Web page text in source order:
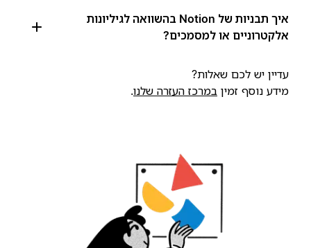
איך תבניות של Notion בהשוואה לגיליונות
אלקטרוניים או למסמכים?
עדיין יש לכם שאלות?
מידע נוסף זמין במרכז העזרה שלנו.